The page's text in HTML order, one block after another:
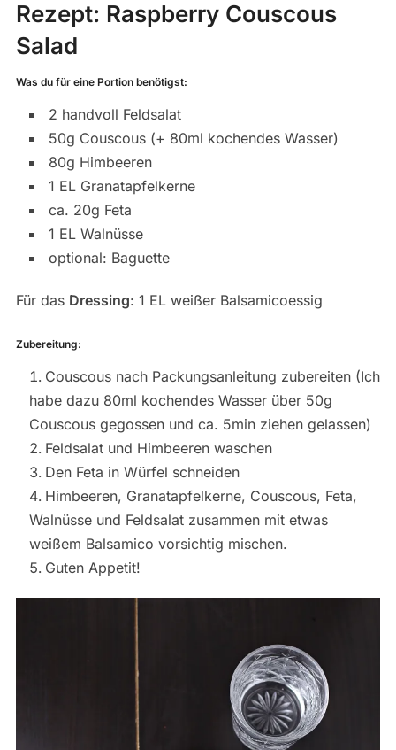
Rezept: Raspberry Couscous
Salad
Was du für eine Portion benötigst:
2 handvoll Feldsalat
50g Couscous (+ 80ml kochendes Wasser)
80g Himbeeren
1 EL Granatapfelkerne
ca. 20g Feta
1 EL Walnüsse
optional: Baguette
Für das Dressing: 1 EL weißer Balsamicoessig
Zubereitung:
Couscous nach Packungsanleitung zubereiten (Ich
habe dazu 80ml kochendes Wasser über 50g
Couscous gegossen und ca. 5min ziehen gelassen)
Feldsalat und Himbeeren waschen
Den Feta in Würfel schneiden
Himbeeren, Granatapfelkerne, Couscous, Feta,
Walnüsse und Feldsalat zusammen mit etwas
weißem Balsamico vorsichtig mischen.
Guten Appetit!